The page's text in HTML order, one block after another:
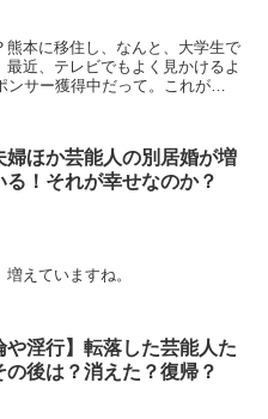
本に移住し、なんと、大学生で
近、テレビでもよく見かけるよ
ンサー獲得中だって。これが凄
婦ほか芸能人の別居婚が増
る！それが幸せなのか？
えていますね。
や淫行】転落した芸能人た
の後は？消えた？復帰？